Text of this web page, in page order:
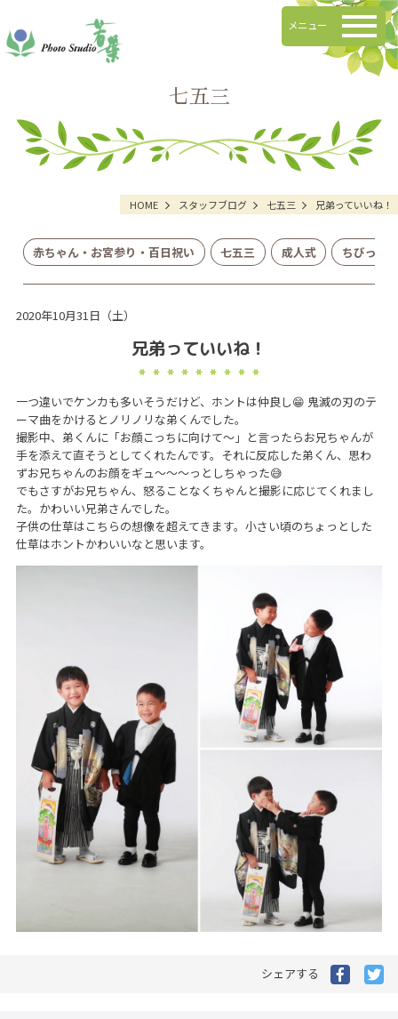
メニュー
七五三
HOME スタッフブログ 七五三 兄弟っていいね！
赤ちゃん・お宮参り・百日祝い 七五三 成人式 ちびっこ
2020年10月31日（土）
兄弟っていいね！
一つ違いでケンカも多いそうだけど、ホントは仲良し😁 鬼滅の刃のテ
ーマ曲をかけるとノリノリな弟くんでした。
撮影中、弟くんに「お顔こっちに向けて〜」と言ったらお兄ちゃんが
手を添えて直そうとしてくれたんです。それに反応した弟くん、思わ
ずお兄ちゃんのお顔をギュ〜〜〜っとしちゃった😅
でもさすがお兄ちゃん、怒ることなくちゃんと撮影に応じてくれまし
た。かわいい兄弟さんでした。
子供の仕草はこちらの想像を超えてきます。小さい頃のちょっとした
仕草はホントかわいいなと思います。
シェアする
で で